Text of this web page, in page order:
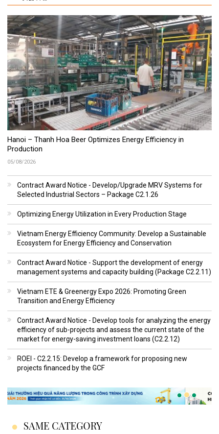
Hanoi – Thanh Hoa Beer Optimizes Energy Efficiency in
Production
05/08/2026
Contract Award Notice - Develop/Upgrade MRV Systems for
Selected Industrial Sectors – Package C2.1.26
Optimizing Energy Utilization in Every Production Stage
Vietnam Energy Efficiency Community: Develop a Sustainable
Ecosystem for Energy Efficiency and Conservation
Contract Award Notice - Support the development of energy
management systems and capacity building (Package C2.2.11)
Vietnam ETE & Greenergy Expo 2026: Promoting Green
Transition and Energy Efficiency
Contract Award Notice - Develop tools for analyzing the energy
efficiency of sub-projects and assess the current state of the
market for energy-saving investment loans (C2.2.12)
ROEI - C2.2.15: Develop a framework for proposing new
projects financed by the GCF
SAME CATEGORY